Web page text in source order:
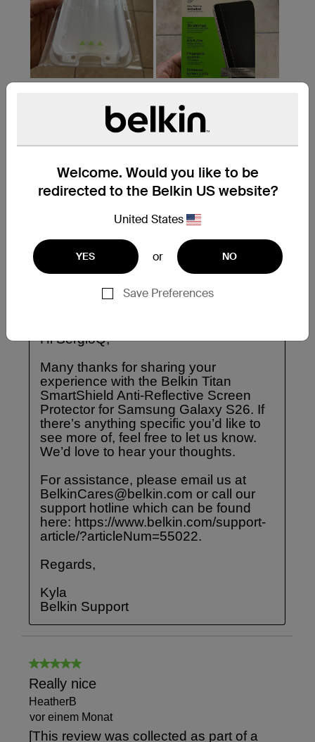
Welcome. Would you like to be
redirected to the Belkin US website?
United States
YES or NO
Save Preferences